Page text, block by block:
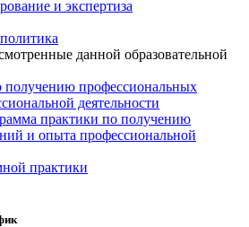
и экспертиза
данной образовательной
получению профессиональных
деятельности
практики по получению
и опыта профессиональной
практики